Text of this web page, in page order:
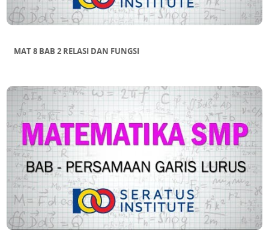
MAT 8 BAB 2 RELASI DAN FUNGSI